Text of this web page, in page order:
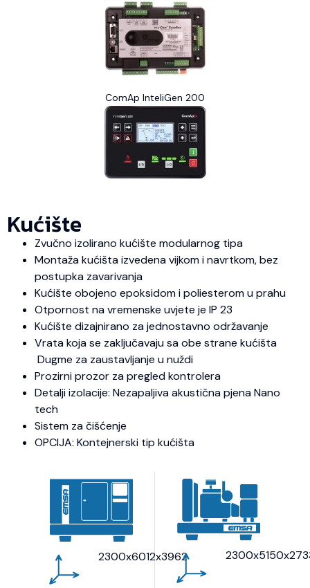
ComAp InteliGen 200
Kućište
Zvučno izolirano kućište modularnog tipa
Montaža kućišta izvedena vijkom i navrtkom, bez
postupka zavarivanja
Kućište obojeno epoksidom i poliesterom u prahu
Otpornost na vremenske uvjete je IP 23
Kućište dizajnirano za jednostavno održavanje
Vrata koja se zaključavaju sa obe strane kućišta
Dugme za zaustavljanje u nuždi
Prozirni prozor za pregled kontrolera
Detalji izolacije: Nezapaljiva akustična pjena Nano
tech
Sistem za čišćenje
OPCIJA: Kontejnerski tip kućišta
2300x6012x3962